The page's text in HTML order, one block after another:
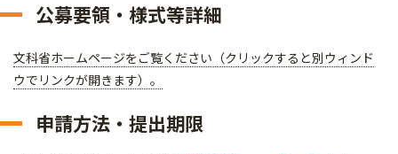
公募要領・様式等詳細
文科省ホームページをご覧ください（クリックすると別ウィンド
ウでリンクが開きます）。
申請方法・提出期限